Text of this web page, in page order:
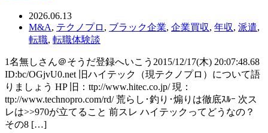
2026.06.13
M&A, テクノプロ , ブラック企業, 企業買収, 年収, 派遣,
転職, 転職体験談
1名無しさん＠そうだ登録へいこう2015/12/17(木) 20:07:48.68
ID:bc/OGjvU0.net 旧ハイテック（現テクノプロ）について語
りましょう HP 旧：ttp://www.hitec.co.jp/ 現：
ttp://www.technopro.com/rd/ 荒らし･釣り･煽りは徹底ｽﾙｰ 次ス
レは>>970が立てること 前スレ ハイテックってどうなの？
その8 […]